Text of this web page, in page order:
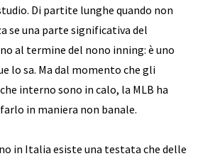
Di partite lunghe quando non
se una parte significativa del
al termine del nono inning: è uno
lo sa. Ma dal momento che gli
interno sono in calo, la MLB ha
in maniera non banale.
in Italia esiste una testata che delle